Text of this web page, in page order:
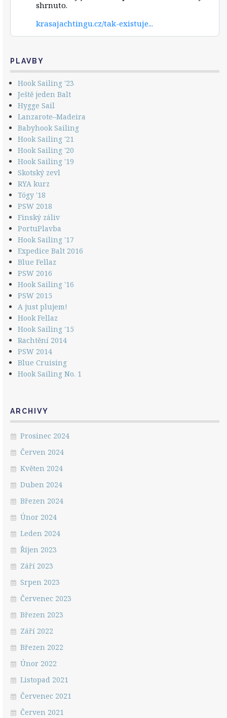
shrnuto.
krasajachtingu.cz/tak-existuje...
PLAVBY
Hook Sailing '23
Ještě jeden Balt
Hygge Sail
Lanzarote–Madeira
Babyhook Sailing
Hook Sailing '21
Hook Sailing '20
Hook Sailing '19
Skotský zevl
RYA kurz
Tógy '18
PSW 2018
Finský záliv
PortuPlavba
Hook Sailing '17
Expedice Balt 2016
Blue Fellaz
PSW 2016
Hook Sailing '16
PSW 2015
A just plujem!
Hook Fellaz
Hook Sailing '15
Rachtění 2014
PSW 2014
Blue Cruising
Hook Sailing No. 1
ARCHIVY
Prosinec 2024
Červen 2024
Květen 2024
Duben 2024
Březen 2024
Únor 2024
Leden 2024
Říjen 2023
Září 2023
Srpen 2023
Červenec 2023
Březen 2023
Září 2022
Březen 2022
Únor 2022
Listopad 2021
Červenec 2021
Červen 2021